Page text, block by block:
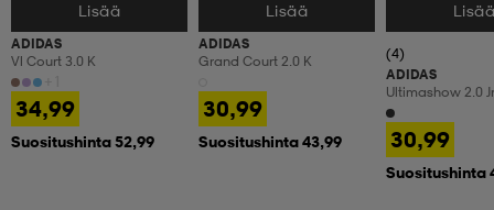
Valitse Koko
Lisää
ADIDAS
Vl Court 3.0 K
34,99
Suositushinta 52,99
Valitse Koko
Lisää
ADIDAS
Grand Court 2.0 K
30,99
Suositushinta 43,99
Valitse Koko
(4)
ADIDAS
Ultimashow 2.0 Jr
30,99
Suositushinta